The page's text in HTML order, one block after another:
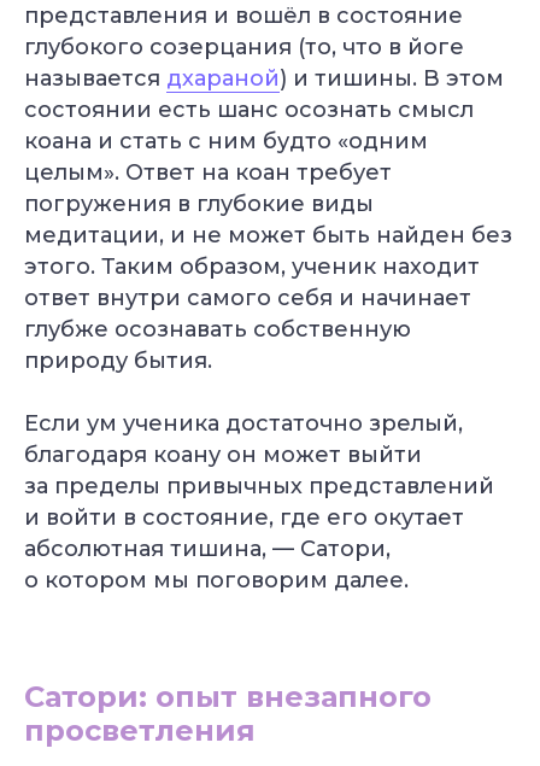
представления и вошёл в состояние
глубокого созерцания (то, что в йоге
называется дхараной) и тишины. В этом
состоянии есть шанс осознать смысл
коана и стать с ним будто «одним
целым». Ответ на коан требует
погружения в глубокие виды
медитации, и не может быть найден без
этого. Таким образом, ученик находит
ответ внутри самого себя и начинает
глубже осознавать собственную
природу бытия.
Если ум ученика достаточно зрелый,
благодаря коану он может выйти
за пределы привычных представлений
и войти в состояние, где его окутает
абсолютная тишина, — Сатори,
о котором мы поговорим далее.
Сатори: опыт внезапного
просветления
Подбор программы
Бесплатно + бонус до 40 000 ₽
Подберём курс йоги
под вашу цель
Специальное предложение